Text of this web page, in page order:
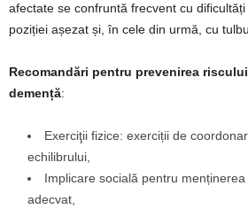
afectate se confruntă frecvent cu
poziției așezat și, în cele din urmă, cu
Recomandări pentru prevenirea
demență:
Exerciţii fizice: exerciții de
echilibrului,
Implicare socială pentru
adecvat,